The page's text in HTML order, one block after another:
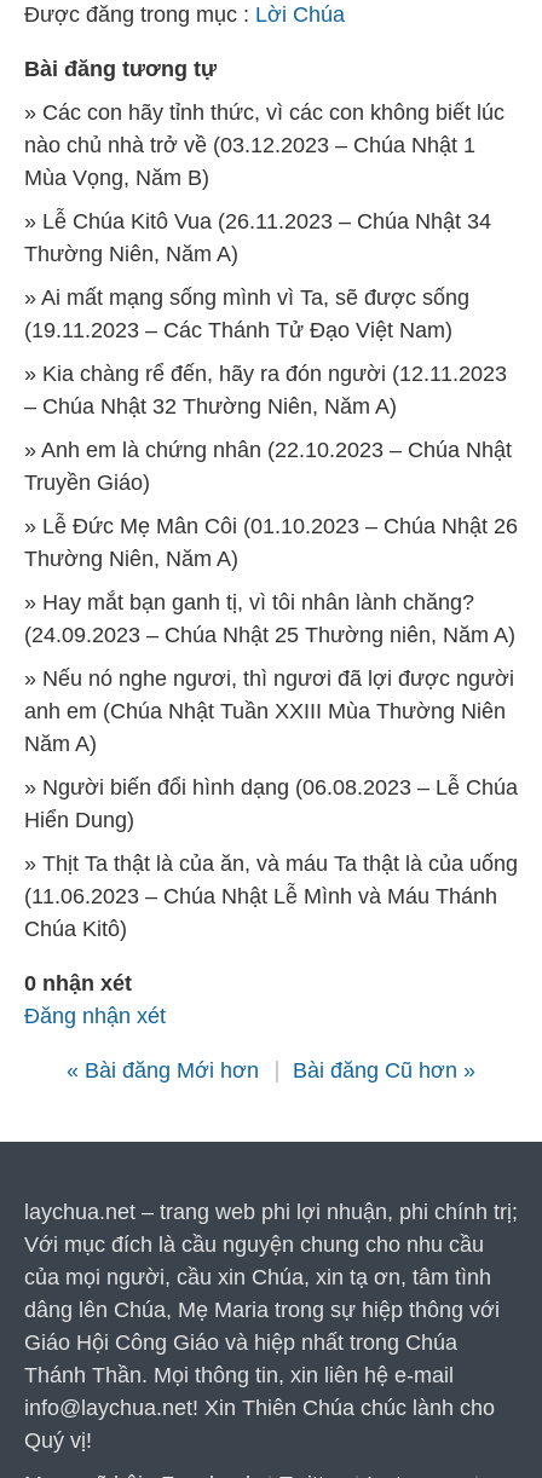
Được đăng trong mục : Lời Chúa
Bài đăng tương tự
» Các con hãy tỉnh thức, vì các con không biết lúc
nào chủ nhà trở về (03.12.2023 – Chúa Nhật 1
Mùa Vọng, Năm B)
» Lễ Chúa Kitô Vua (26.11.2023 – Chúa Nhật 34
Thường Niên, Năm A)
» Ai mất mạng sống mình vì Ta, sẽ được sống
(19.11.2023 – Các Thánh Tử Đạo Việt Nam)
» Kia chàng rể đến, hãy ra đón người (12.11.2023
– Chúa Nhật 32 Thường Niên, Năm A)
» Anh em là chứng nhân (22.10.2023 – Chúa Nhật
Truyền Giáo)
» Lễ Đức Mẹ Mân Côi (01.10.2023 – Chúa Nhật 26
Thường Niên, Năm A)
» Hay mắt bạn ganh tị, vì tôi nhân lành chăng?
(24.09.2023 – Chúa Nhật 25 Thường niên, Năm A)
» Nếu nó nghe ngươi, thì ngươi đã lợi được người
anh em (Chúa Nhật Tuần XXIII Mùa Thường Niên
Năm A)
» Người biến đổi hình dạng (06.08.2023 – Lễ Chúa
Hiển Dung)
» Thịt Ta thật là của ăn, và máu Ta thật là của uống
(11.06.2023 – Chúa Nhật Lễ Mình và Máu Thánh
Chúa Kitô)
0 nhận xét
Đăng nhận xét
« Bài đăng Mới hơn Bài đăng Cũ hơn »
laychua.net – trang web phi lợi nhuận, phi chính trị;
Với mục đích là cầu nguyện chung cho nhu cầu
của mọi người, cầu xin Chúa, xin tạ ơn, tâm tình
dâng lên Chúa, Mẹ Maria trong sự hiệp thông với
Giáo Hội Công Giáo và hiệp nhất trong Chúa
Thánh Thần. Mọi thông tin, xin liên hệ e-mail
info@laychua.net! Xin Thiên Chúa chúc lành cho
Quý vị!